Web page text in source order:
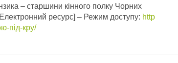
– старшини кінного полку Чорних
ресурс] – Режим доступу: http
під-кру/